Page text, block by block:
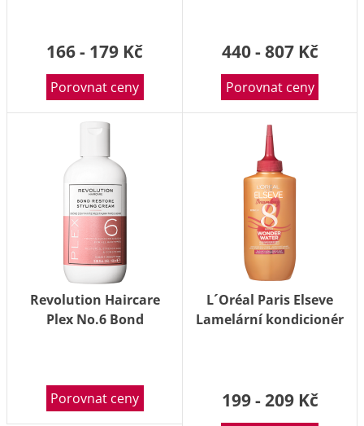
166 - 179 Kč
Porovnat ceny
440 - 807 Kč
Porovnat ceny
Revolution Haircare
Plex No.6 Bond
Porovnat ceny
L´Oréal Paris Elseve
Lamelární kondicionér
199 - 209 Kč